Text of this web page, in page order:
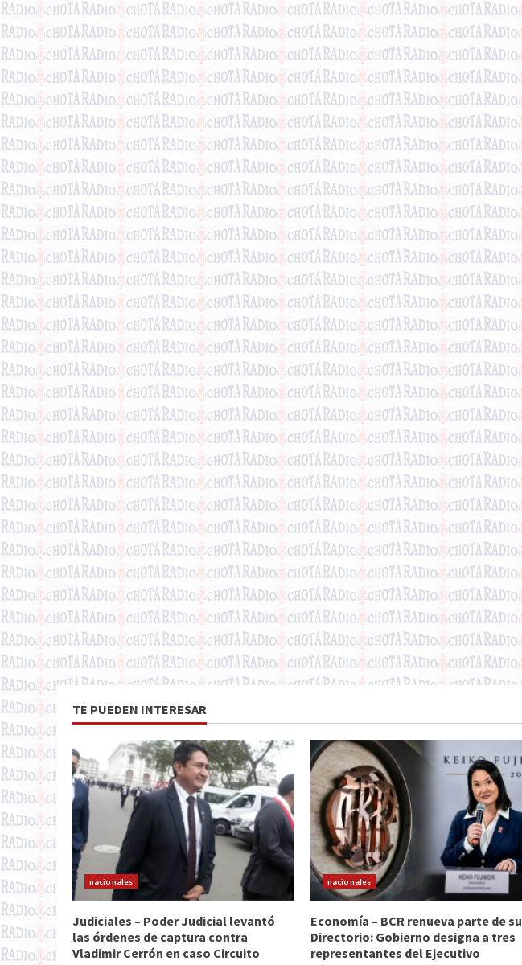
TE PUEDEN INTERESAR
nacionales
Judiciales – Poder Judicial levantó
las órdenes de captura contra
Vladimir Cerrón en caso Circuito
nacionales
Economía – BCR renueva parte de su
Directorio: Gobierno designa a tres
representantes del Ejecutivo